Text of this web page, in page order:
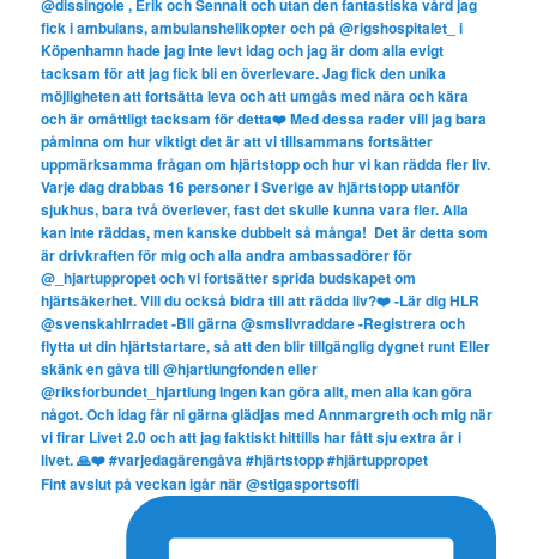
Fint avslut på veckan igår när @stigasportsoffi